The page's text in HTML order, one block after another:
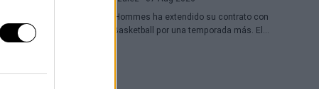
Daulton Hommes ha extendido su contrato con
el Paris Basketball por una temporada más. El